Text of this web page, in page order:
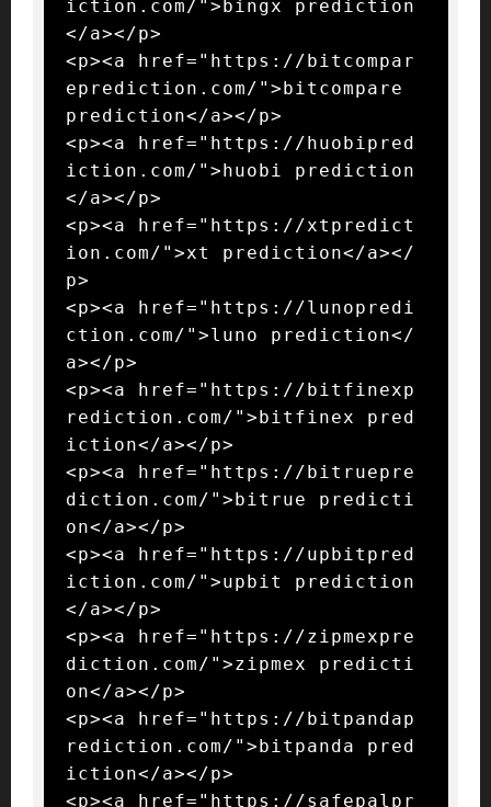
iction.com/">bingx prediction
</a></p>
<p><a href="https://bitcompar
eprediction.com/">bitcompare
prediction</a></p>
<p><a href="https://huobipred
iction.com/">huobi prediction
</a></p>
<p><a href="https://xtpredict
ion.com/">xt prediction</a></
p>
<p><a href="https://lunopredi
ction.com/">luno prediction</
a></p>
<p><a href="https://bitfinexp
rediction.com/">bitfinex pred
iction</a></p>
<p><a href="https://bitruepre
diction.com/">bitrue predicti
on</a></p>
<p><a href="https://upbitpred
iction.com/">upbit prediction
</a></p>
<p><a href="https://zipmexpre
diction.com/">zipmex predicti
on</a></p>
<p><a href="https://bitpandap
rediction.com/">bitpanda pred
iction</a></p>
<p><a href="https://safepalpr